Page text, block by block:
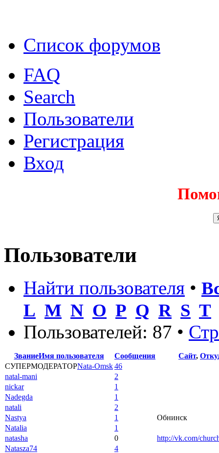
Список форумов
FAQ
Search
Пользователи
Регистрация
Вход
Пользователи
Найти пользователя •
L M N O P Q R S T
Пользователей: 87 •
ЗваниеИмя пользователя Сообщения Сайт,
СУПЕРМОДЕРАТОРNata-Omsk46
natal-mani
2
nickar
1
Nadegda
1
natali
2
Nastya
1
Обнинск
Natalia
1
natasha
0
http://vk.com/
Natasza74
4